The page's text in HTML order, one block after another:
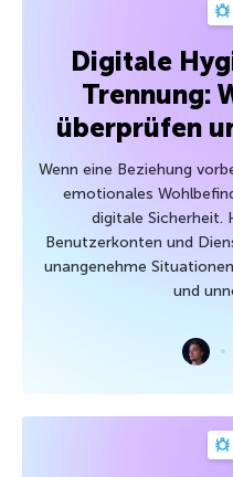
Digitale
Trennung:
überprüfen
Wenn eine Beziehung
emotionales
digitale Sicherheit.
Benutzerkonten und
unangenehme
und